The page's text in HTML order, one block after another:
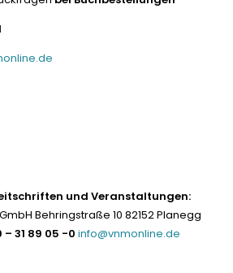
und Veranstaltungen:
Behringstraße 10 82152 Planegg
– 31 89 05 -0 info@vnmonline.de